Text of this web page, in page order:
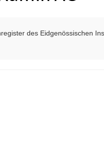
des Eidgenössischen